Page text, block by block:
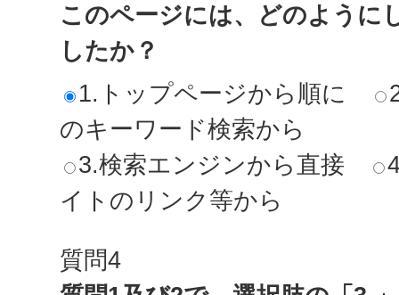
このページには、どのように
したか？
1.トップページから順に
のキーワード検索から
3.検索エンジンから直接
イトのリンク等から
質問4